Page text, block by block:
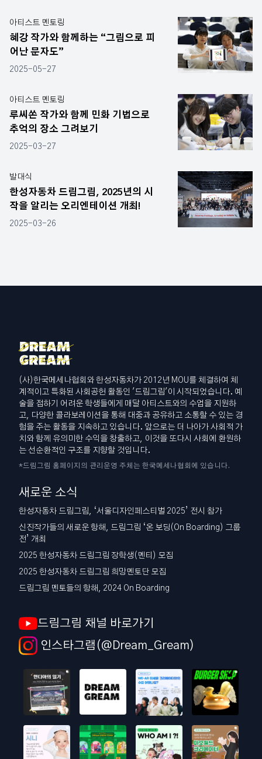
아티스트 멘토링
혜강 작가와 함께하는 “그림으로 피
어난 문자도”
2025-05-27
아티스트 멘토링
루씨쏜 작가와 함께 민화 기법으로
추억의 장소 그려보기
2025-03-27
발대식
한성자동차 드림그림, 2025년의 시
작을 알리는 오리엔테이션 개최!
2025-03-26
(사)한국메세나협회와 한성자동차가 2012년 MOU를 체결하여 체
계적이고 특화된 사회공헌 활동인 '드림그림'이 시작되었습니다. 예
술을 접하기 어려운 학생들에게 매달 아티스트와의 수업을 지원하
고, 다양한 콜라보레이션을 통해 대중과 공유하고 소통할 수 있는 경
험을 주는 활동을 지속하고 있습니다. 앞으로는 더 나아가 사회적 가
치와 함께 유의미한 수익을 창출하고, 이것을 또다시 사회에 환원하
는 선순환적인 구조를 지향할 것입니다.
*드림그림 홈페이지의 관리운영 주체는 한국메세나협회에 있습니다.
새로운 소식
한성자동차 드림그림, ‘서울디자인페스티벌 2025’ 전시 참가
신진작가들의 새로운 항해, 드림그림 ‘온 보딩(On Boarding) 그룹
전’ 개최
2025 한성자동차 드림그림 장학생(멘티) 모집
2025 한성자동차 드림그림 희망멘토단 모집
드림그림 멘토들의 항해, 2024 On Boarding
드림그림 채널 바로가기
인스타그램(@Dream_Gream)